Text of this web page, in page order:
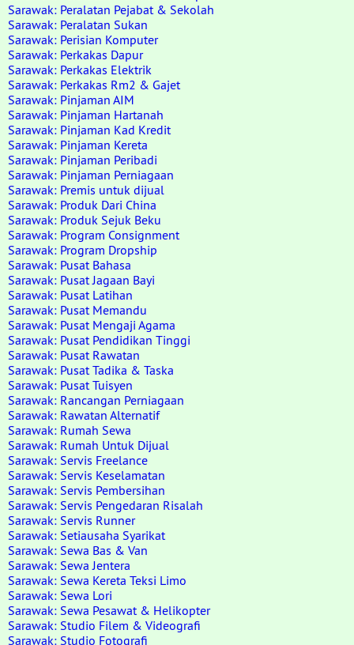
Sarawak: Peralatan Pejabat & Sekolah
Sarawak: Peralatan Sukan
Sarawak: Perisian Komputer
Sarawak: Perkakas Dapur
Sarawak: Perkakas Elektrik
Sarawak: Perkakas Rm2 & Gajet
Sarawak: Pinjaman AIM
Sarawak: Pinjaman Hartanah
Sarawak: Pinjaman Kad Kredit
Sarawak: Pinjaman Kereta
Sarawak: Pinjaman Peribadi
Sarawak: Pinjaman Perniagaan
Sarawak: Premis untuk dijual
Sarawak: Produk Dari China
Sarawak: Produk Sejuk Beku
Sarawak: Program Consignment
Sarawak: Program Dropship
Sarawak: Pusat Bahasa
Sarawak: Pusat Jagaan Bayi
Sarawak: Pusat Latihan
Sarawak: Pusat Memandu
Sarawak: Pusat Mengaji Agama
Sarawak: Pusat Pendidikan Tinggi
Sarawak: Pusat Rawatan
Sarawak: Pusat Tadika & Taska
Sarawak: Pusat Tuisyen
Sarawak: Rancangan Perniagaan
Sarawak: Rawatan Alternatif
Sarawak: Rumah Sewa
Sarawak: Rumah Untuk Dijual
Sarawak: Servis Freelance
Sarawak: Servis Keselamatan
Sarawak: Servis Pembersihan
Sarawak: Servis Pengedaran Risalah
Sarawak: Servis Runner
Sarawak: Setiausaha Syarikat
Sarawak: Sewa Bas & Van
Sarawak: Sewa Jentera
Sarawak: Sewa Kereta Teksi Limo
Sarawak: Sewa Lori
Sarawak: Sewa Pesawat & Helikopter
Sarawak: Studio Filem & Videografi
Sarawak: Studio Fotografi